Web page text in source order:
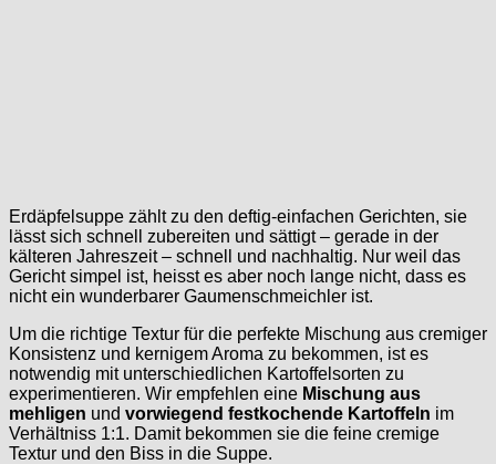
Erdäpfelsuppe zählt zu den deftig-einfachen Gerichten, sie
lässt sich schnell zubereiten und sättigt – gerade in der
kälteren Jahreszeit – schnell und nachhaltig. Nur weil das
Gericht simpel ist, heisst es aber noch lange nicht, dass es
nicht ein wunderbarer Gaumenschmeichler ist.
Um die richtige Textur für die perfekte Mischung aus cremiger
Konsistenz und kernigem Aroma zu bekommen, ist es
notwendig mit unterschiedlichen Kartoffelsorten zu
experimentieren. Wir empfehlen eine Mischung aus
mehligen und vorwiegend festkochende Kartoffeln im
Verhältniss 1:1. Damit bekommen sie die feine cremige
Textur und den Biss in die Suppe.